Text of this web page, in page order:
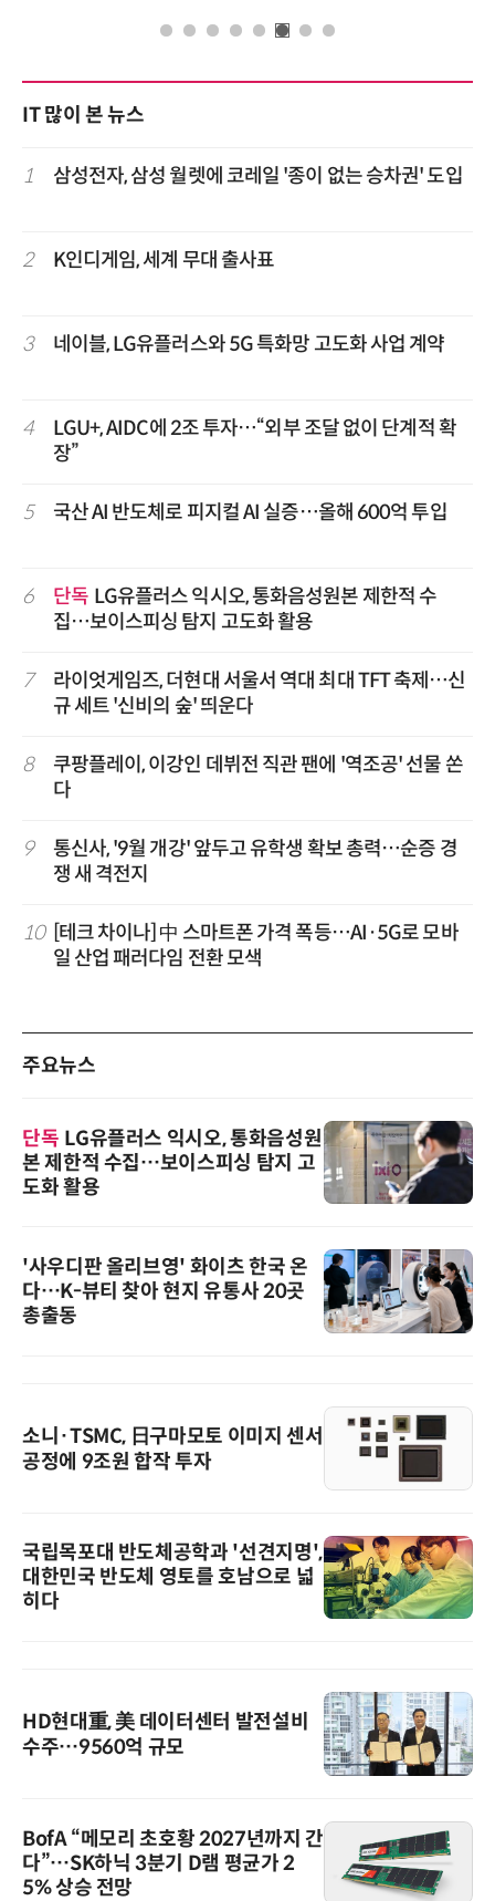
IT 많이 본 뉴스
1 삼성전자, 삼성 월렛에 코레일 '종이 없는 승차권' 도입
2 K인디게임, 세계 무대 출사표
3 네이블, LG유플러스와 5G 특화망 고도화 사업 계약
4
LGU+, AIDC에 2조 투자…“외부 조달 없이 단계적 확
장”
5 국산 AI 반도체로 피지컬 AI 실증…올해 600억 투입
6 단독 LG유플러스 익시오, 통화음성원본 제한적 수
집…보이스피싱 탐지 고도화 활용
7
라이엇게임즈, 더현대 서울서 역대 최대 TFT 축제…신
규 세트 '신비의 숲' 띄운다
8
쿠팡플레이, 이강인 데뷔전 직관 팬에 '역조공' 선물 쏜
다
9
통신사, '9월 개강' 앞두고 유학생 확보 총력…순증 경
쟁 새 격전지
10
[테크 차이나] 中 스마트폰 가격 폭등…AI·5G로 모바
일 산업 패러다임 전환 모색
주요뉴스
단독 LG유플러스 익시오, 통화음성원
본 제한적 수집…보이스피싱 탐지 고
도화 활용
'사우디판 올리브영' 화이츠 한국 온
다…K-뷰티 찾아 현지 유통사 20곳
총출동
소니·TSMC, 日구마모토 이미지 센서
공정에 9조원 합작 투자
국립목포대 반도체공학과 '선견지명',
대한민국 반도체 영토를 호남으로 넓
히다
HD현대重, 美 데이터센터 발전설비
수주…9560억 규모
BofA “메모리 초호황 2027년까지 간
다”…SK하닉 3분기 D램 평균가 2
5% 상승 전망